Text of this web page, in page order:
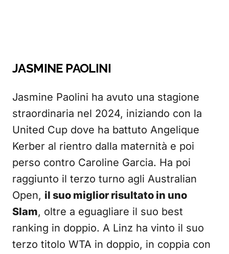
JASMINE PAOLINI
Jasmine Paolini ha avuto una stagione
straordinaria nel 2024, iniziando con la
United Cup dove ha battuto Angelique
Kerber al rientro dalla maternità e poi
perso contro Caroline Garcia. Ha poi
raggiunto il terzo turno agli Australian
Open, il suo miglior risultato in uno
Slam, oltre a eguagliare il suo best
ranking in doppio. A Linz ha vinto il suo
terzo titolo WTA in doppio, in coppia con